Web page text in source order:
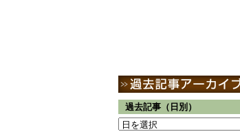
過去記事（日別）